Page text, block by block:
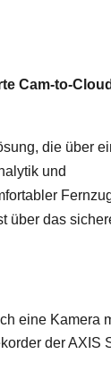
Cam-to-
die über
und
über das
eine Kamera
der AXIS